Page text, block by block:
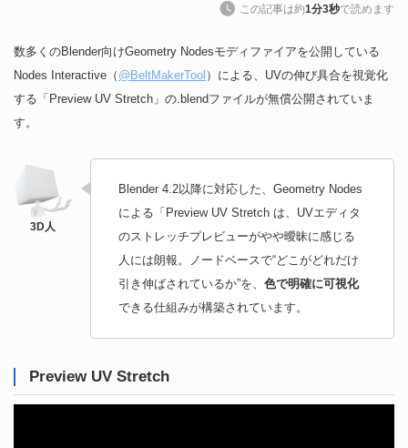
この記事は約1分3秒で読めます
数多くのBlender向けGeometry Nodesモディファイアを公開している
Nodes Interactive（ @BeltMakerTool ）による、UVの伸び具合を視覚化
する「Preview UV Stretch」の.blendファイルが無償公開されていま
す。
Blender 4.2以降に対応した、Geometry Nodes
による「Preview UV Stretch は、UVエディタ
のストレッチプレビューがやや曖昧に感じる
人には朗報。ノードベースで“どこがどれだけ
引き伸ばされているか”を、 色で明確に可視化
できる仕組みが構築されています。
Preview UV Stretch